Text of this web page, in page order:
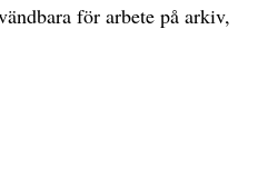
för arbete på arkiv,